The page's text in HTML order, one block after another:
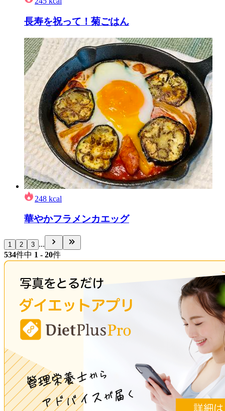
長寿を祝って！菊ごはん
248 kcal
華やかフラメンカエッグ
1 2 3 ...
534件中 1 - 20件